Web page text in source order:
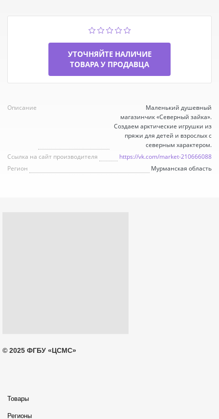
УТОЧНЯЙТЕ НАЛИЧИЕ
ТОВАРА У ПРОДАВЦА
Описание
Маленький душевный
магазинчик «Северный зайка».
Создаем арктические игрушки из
пряжи для детей и взрослых с
северным характером.
Ссылка на сайт производителя
https://vk.com/market-210666088
Регион
Мурманская область
© 2025 ФГБУ «ЦСМС»
Товары
Регионы